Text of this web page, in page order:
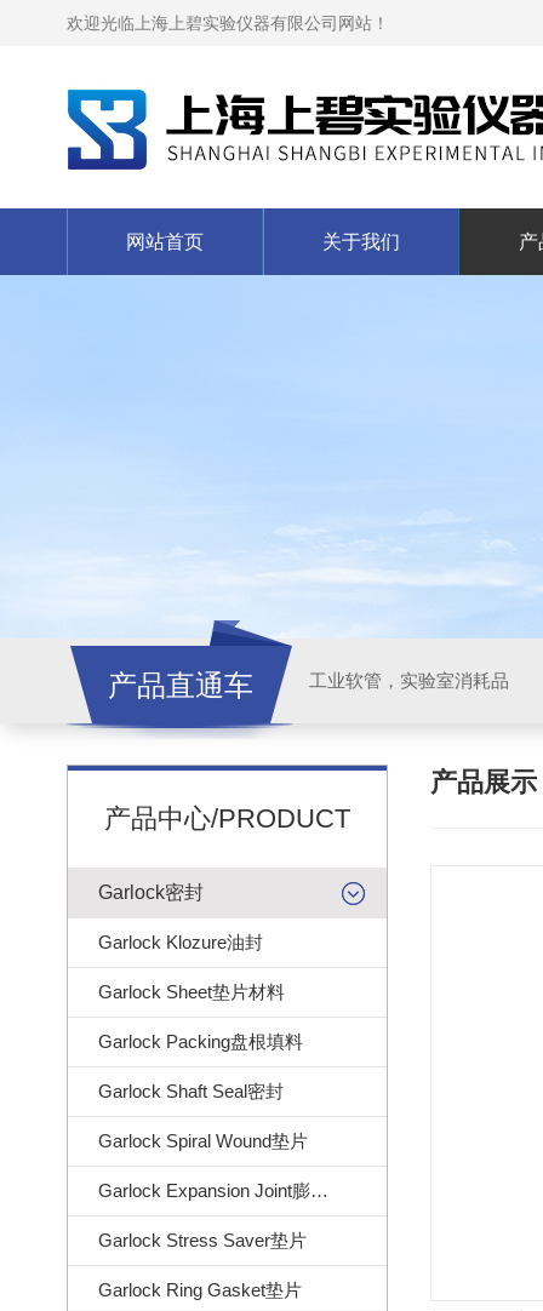
欢迎光临上海上碧实验仪器有限公司网站！
网站首页 关于我们 产
产品直通车 工业软管，实验室消耗品
产品中心/PRODUCT
Garlock密封
Garlock Klozure油封
Garlock Sheet垫片材料
Garlock Packing盘根填料
Garlock Shaft Seal密封
Garlock Spiral Wound垫片
Garlock Expansion Joint膨胀节
Garlock Stress Saver垫片
Garlock Ring Gasket垫片
产品展示